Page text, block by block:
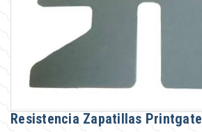
Resistencia Zapatillas Printgate